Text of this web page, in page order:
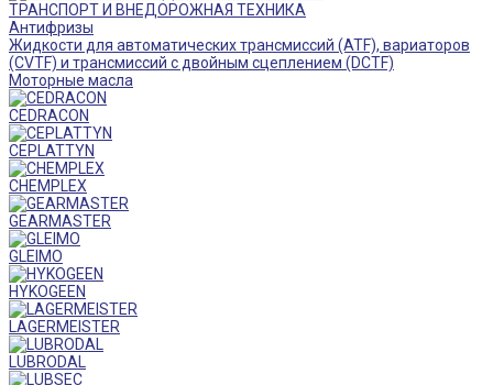
ТРАНСПОРТ И ВНЕДОРОЖНАЯ ТЕХНИКА
Антифризы
Жидкости для автоматических трансмиссий (ATF), вариаторов
(CVTF) и трансмиссий с двойным сцеплением (DCTF)
Моторные масла
CEDRACON
CEPLATTYN
CHEMPLEX
GEARMASTER
GLEIMO
HYKOGEEN
LAGERMEISTER
LUBRODAL